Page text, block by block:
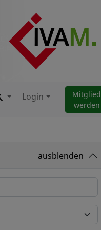
Login
Mitglied
werden
ausblenden